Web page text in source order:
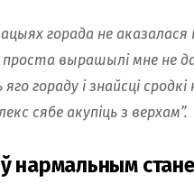
горада не
вырашылі мне не
гораду і знайсці
сябе акупіць з верхам”.
нармальным